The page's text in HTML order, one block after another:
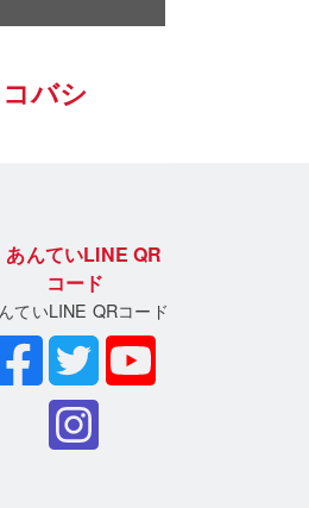
コバシ
ていLINE QRコード